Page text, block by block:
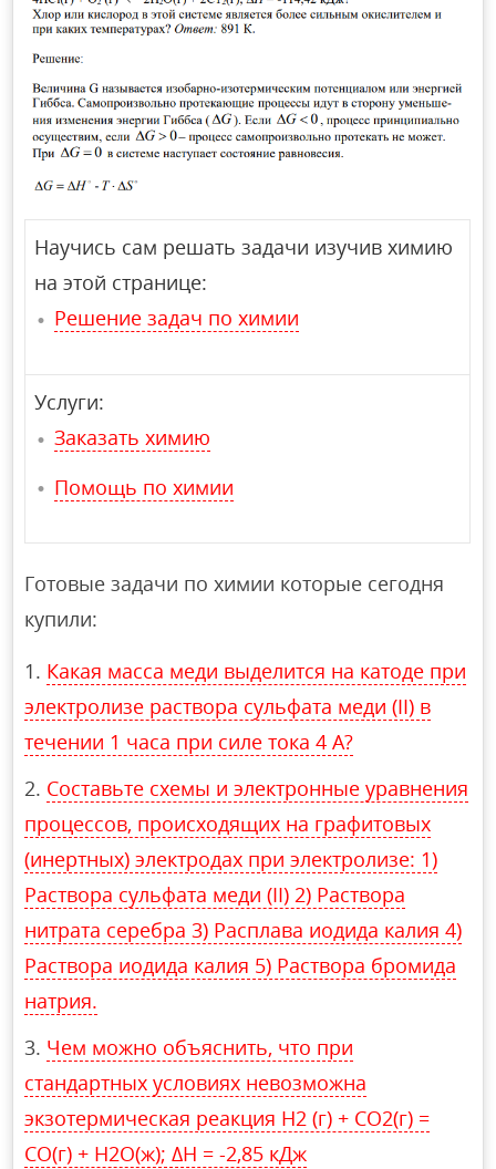
Научись сам решать задачи изучив химию
на этой странице:
Решение задач по химии
Услуги:
Заказать химию
Помощь по химии
Готовые задачи по химии которые сегодня
купили:
Какая масса меди выделится на катоде при
электролизе раствора сульфата меди (II) в
течении 1 часа при силе тока 4 А?
Составьте схемы и электронные уравнения
процессов, происходящих на графитовых
(инертных) электродах при электролизе: 1)
Раствора сульфата меди (II) 2) Раствора
нитрата серебра 3) Расплава иодида калия 4)
Раствора иодида калия 5) Раствора бромида
натрия.
Чем можно объяснить, что при
стандартных условиях невозможна
экзотермическая реакция Н2 (г) + СО2(г) =
СО(г) + Н2О(ж); ∆Н = -2,85 кДж